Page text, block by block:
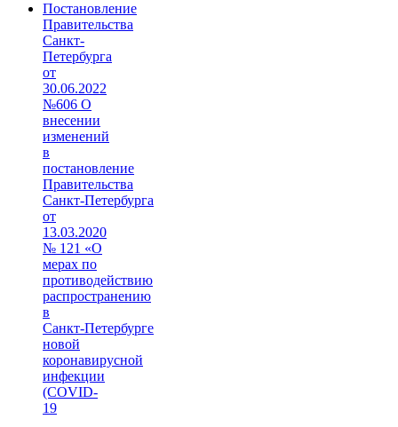
Постановление
Правительства
Санкт-
Петербурга
от
30.06.2022
№606 О
внесении
изменений
в
постановление
Правительства
Санкт‑Петербурга
от
13.03.2020
№ 121 «О
мерах по
противодействию
распространению
в
Санкт‑Петербурге
новой
коронавирусной
инфекции
(COVID-
19